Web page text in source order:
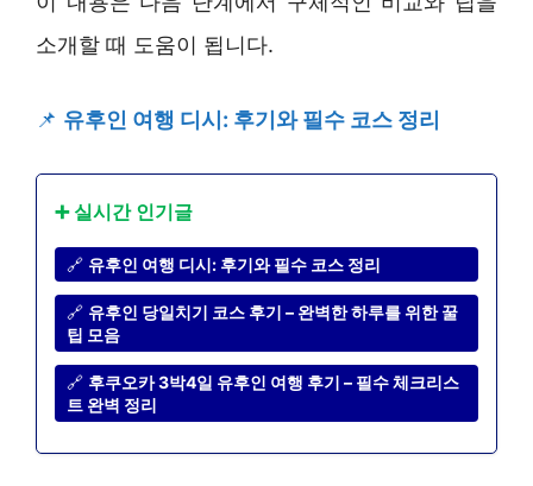
소개할 때 도움이 됩니다.
📌 유후인 여행 디시: 후기와 필수 코스 정리
➕ 실시간 인기글
🔗 유후인 여행 디시: 후기와 필수 코스 정리
🔗 유후인 당일치기 코스 후기 – 완벽한 하루를 위한 꿀
팁 모음
🔗 후쿠오카 3박4일 유후인 여행 후기 – 필수 체크리스
트 완벽 정리